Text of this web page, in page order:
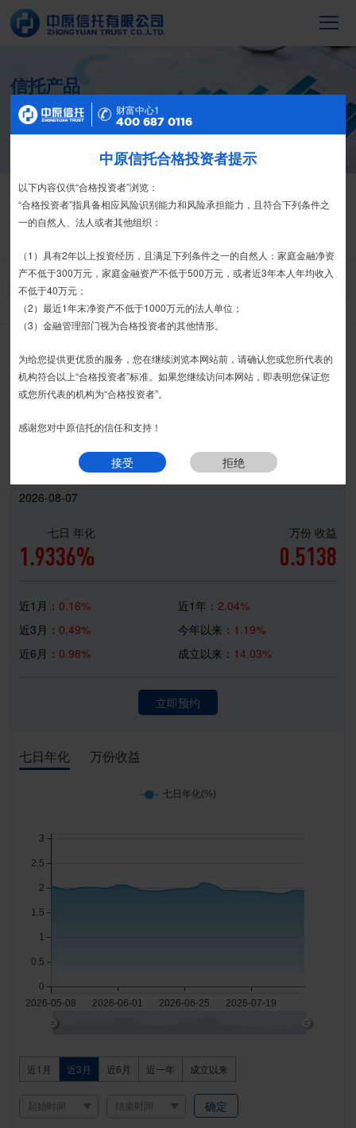
信托产品
截至2023年末，中原信托累计管理信托财
产16088亿元，按时足额交付到期信托财
产12104亿元
信托产品
净值产品
栏目首页
热销产品 运营产品
宏利系列
匠石系列 宏图系列 安丰系列
精益系列
安盛系列
金瑞系列 宏盈系列 安瑞系列 |
现金系列
2026-08-07
万份 收益
0.5138
七日 年化
1.9336%
近1月： 0.16% 近1年： 2.04%
近3月： 0.49% 今年以来： 1.19%
近6月： 0.98% 成立以来： 14.03%
立即预约
七日年化 万份收益
近1月 近3月 近6月 近一年 成立以来
确定
财富中心2
400 687 0116
特别提示
尊敬的投资者：
合格投资者认证、风险测评、录音录像及电子合同签署应由投资者本人
亲自操作完成，不得由他人代办。
我司信托产品账户均以我司名义开立，所有认购信托产品的资金应根据
信托合同约定转入我司信托产品的银行专用账户。投资者认购我司信托产品
时，请注意不要向任何非我司账户转账、支付现金。
如有疑问，请联系您的专属客户经理或咨询我司客服电话400-
接受 拒绝
财富中心1
400 687 0116
中原信托合格投资者提示
以下内容仅供“合格投资者”浏览：
“合格投资者”指具备相应风险识别能力和风险承担能力，且符合下列条件之
一的自然人、法人或者其他组织：
（1）具有2年以上投资经历，且满足下列条件之一的自然人：家庭金融净资
产不低于300万元，家庭金融资产不低于500万元，或者近3年本人年均收入
不低于40万元；
（2）最近1年末净资产不低于1000万元的法人单位；
（3）金融管理部门视为合格投资者的其他情形。
为给您提供更优质的服务，您在继续浏览本网站前，请确认您或您所代表的
机构符合以上“合格投资者”标准。如果您继续访问本网站，即表明您保证您
或您所代表的机构为“合格投资者”。
感谢您对中原信托的信任和支持！
接受 拒绝